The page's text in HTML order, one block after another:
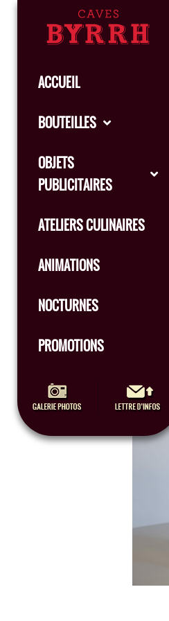
ACCUEIL
BOUTEILLES
OBJETS
PUBLICITAIRES
ATELIERS CULINAIRES
ANIMATIONS
NOCTURNES
PROMOTIONS